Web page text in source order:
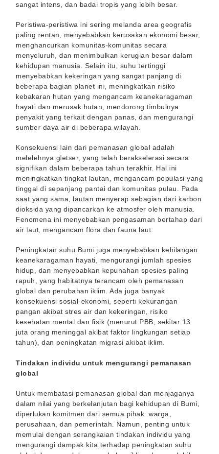
sangat intens, dan badai tropis yang lebih besar.
Peristiwa-peristiwa ini sering melanda area geografis
paling rentan, menyebabkan kerusakan ekonomi besar,
menghancurkan komunitas-komunitas secara
menyeluruh, dan menimbulkan kerugian besar dalam
kehidupan manusia. Selain itu, suhu tertinggi
menyebabkan kekeringan yang sangat panjang di
beberapa bagian planet ini, meningkatkan risiko
kebakaran hutan yang mengancam keanekaragaman
hayati dan merusak hutan, mendorong timbulnya
penyakit yang terkait dengan panas, dan mengurangi
sumber daya air di beberapa wilayah.
Konsekuensi lain dari pemanasan global adalah
melelehnya gletser, yang telah berakselerasi secara
signifikan dalam beberapa tahun terakhir. Hal ini
meningkatkan tingkat lautan, mengancam populasi yang
tinggal di sepanjang pantai dan komunitas pulau. Pada
saat yang sama, lautan menyerap sebagian dari karbon
dioksida yang dipancarkan ke atmosfer oleh manusia.
Fenomena ini menyebabkan pengasaman bertahap dari
air laut, mengancam flora dan fauna laut.
Peningkatan suhu Bumi juga menyebabkan kehilangan
keanekaragaman hayati, mengurangi jumlah spesies
hidup, dan menyebabkan kepunahan spesies paling
rapuh, yang habitatnya terancam oleh pemanasan
global dan perubahan iklim. Ada juga banyak
konsekuensi sosial-ekonomi, seperti kekurangan
pangan akibat stres air dan kekeringan, risiko
kesehatan mental dan fisik (menurut PBB, sekitar 13
juta orang meninggal akibat faktor lingkungan setiap
tahun), dan peningkatan migrasi akibat iklim.
Tindakan individu untuk mengurangi pemanasan
global
Untuk membatasi pemanasan global dan menjaganya
dalam nilai yang berkelanjutan bagi kehidupan di Bumi,
diperlukan komitmen dari semua pihak: warga,
perusahaan, dan pemerintah. Namun, penting untuk
memulai dengan serangkaian tindakan individu yang
mengurangi dampak kita terhadap peningkatan suhu